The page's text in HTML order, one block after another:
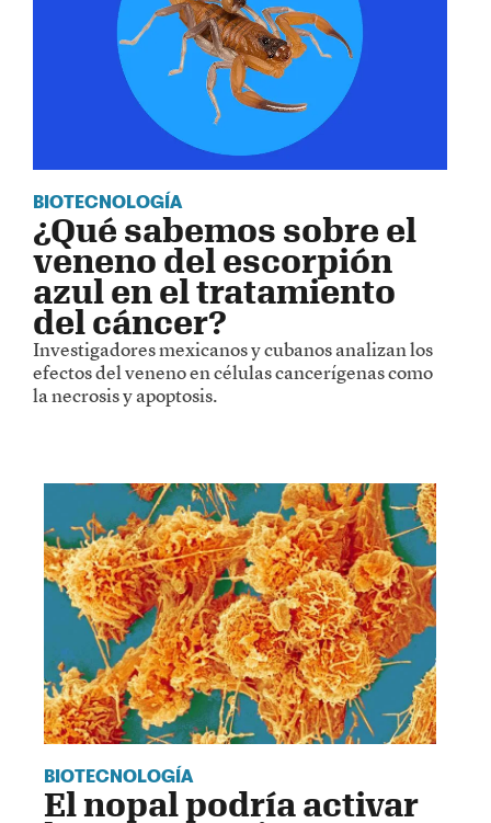
BIOTECNOLOGÍA
¿Qué sabemos sobre el
veneno del escorpión
azul en el tratamiento
del cáncer?
Investigadores mexicanos y cubanos analizan los
efectos del veneno en células cancerígenas como
la necrosis y apoptosis.
BIOTECNOLOGÍA
El nopal podría activar